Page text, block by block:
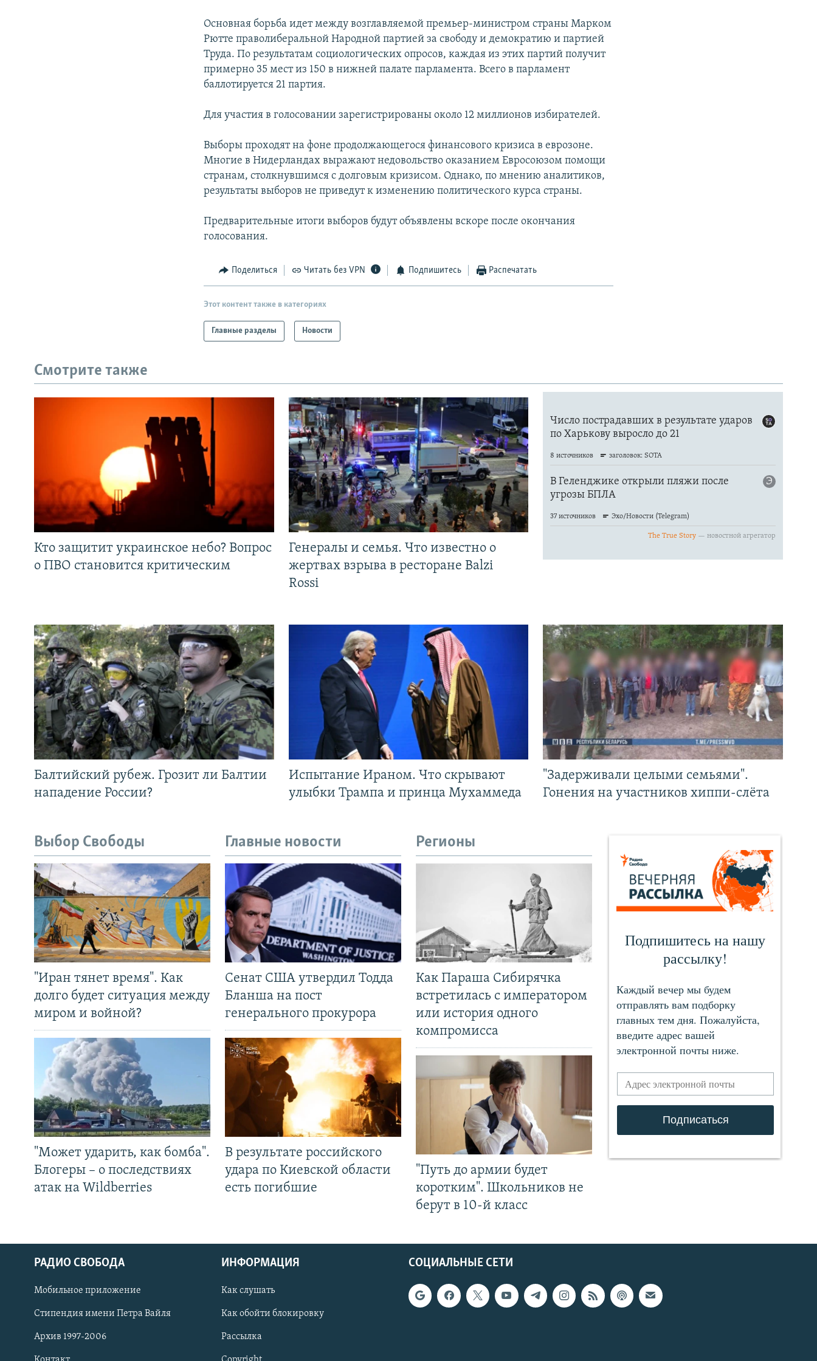
СОЦИАЛЬНЫЕ СЕТИ
Основная борьба идет между возглавляемой премьер-министром страны Марком
Рютте праволиберальной Народной партией за свободу и демократию и партией
Труда. По результатам социологических опросов, каждая из этих партий получит
примерно 35 мест из 150 в нижней палате парламента. Всего в парламент
баллотируется 21 партия.
Для участия в голосовании зарегистрированы около 12 миллионов избирателей.
Выборы проходят на фоне продолжающегося финансового кризиса в еврозоне.
Многие в Нидерландах выражают недовольство оказанием Евросоюзом помощи
странам, столкнувшимся с долговым кризисом. Однако, по мнению аналитиков,
результаты выборов не приведут к изменению политического курса страны.
Предварительные итоги выборов будут объявлены вскоре после окончания
голосования.
Поделиться Читать без VPN Подпишитесь Распечатать
Этот контент также в категориях
Главные разделы Новости
Смотрите также
Кто защитит украинское небо? Вопрос
о ПВО становится критическим
Генералы и семья. Что известно о
жертвах взрыва в ресторане Balzi
Rossi
Балтийский рубеж. Грозит ли Балтии
нападение России?
Испытание Ираном. Что скрывают
улыбки Трампа и принца Мухаммеда
"Задерживали целыми семьями".
Гонения на участников хиппи-слёта
Выбор Свободы
"Иран тянет время". Как
долго будет ситуация между
миром и войной?
"Может ударить, как бомба".
Блогеры – о последствиях
атак на Wildberries
Главные новости
Сенат США утвердил Тодда
Бланша на пост
генерального прокурора
В результате российского
удара по Киевской области
есть погибшие
Регионы
Как Параша Сибирячка
встретилась с императором
или история одного
компромисса
"Путь до армии будет
коротким". Школьников не
берут в 10-й класс
СОЦИАЛЬНЫЕ СЕТИ
РАДИО СВОБОДА
Мобильное приложение
Стипендия имени Петра Вайля
Архив 1997-2006
ИНФОРМАЦИЯ
Как слушать
Как обойти блокировку
Рассылка